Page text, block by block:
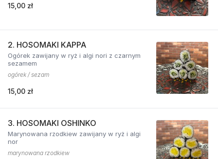
15,00 zł
2. HOSOMAKI KAPPA
Ogórek zawijany w ryż i algi nori z czarnym
sezamem
ogórek / sezam
15,00 zł
3. HOSOMAKI OSHINKO
Marynowana rzodkiew zawijany w ryż i algi
nor
marynowana rzodkiew